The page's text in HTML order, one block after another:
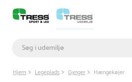
Hjem Legeplads Gynger Hængekøjer